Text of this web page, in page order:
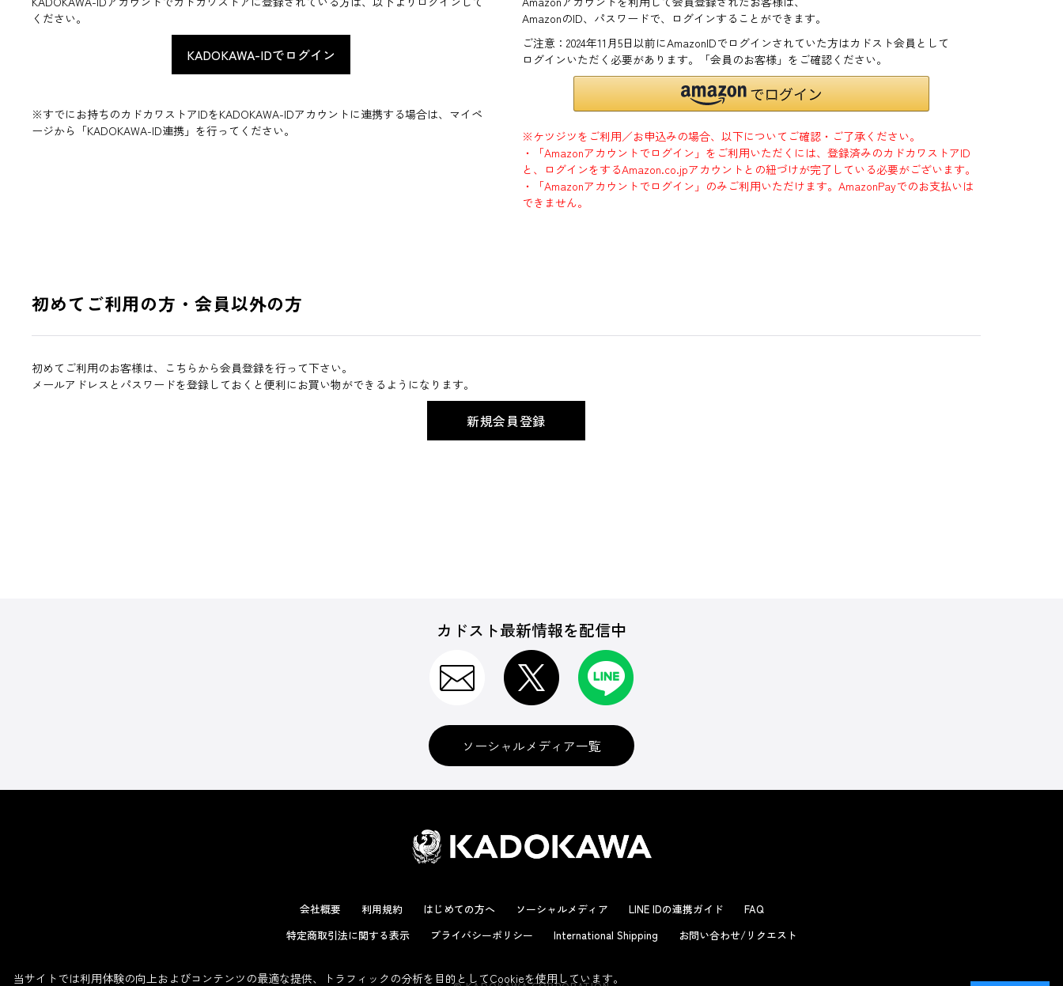
ください。
※すでにお持ちのカドカワストアIDをKADOKAWA-IDアカウントに連携する場合は、マイペ
ージから「KADOKAWA-ID連携」を行ってください。
AmazonのID、パスワードで、ログインすることができます。
ご注意：2024年11月5日以前にAmazonIDでログインされていた方はカドスト会員として
ログインいただく必要があります。「会員のお客様」をご確認ください。
※ケツジツをご利用／お申込みの場合、以下についてご確認・ご了承ください。
・「Amazonアカウントでログイン」をご利用いただくには、登録済みのカドカワストアID
と、ログインをするAmazon.co.jpアカウントとの紐づけが完了している必要がございます。
・「Amazonアカウントでログイン」のみご利用いただけます。AmazonPayでのお支払いは
できません。
初めてご利用の方・会員以外の方
初めてご利用のお客様は、こちらから会員登録を行って下さい。
メールアドレスとパスワードを登録しておくと便利にお買い物ができるようになります。
カドスト最新情報を配信中
ソーシャルメディア一覧
会社概要 利用規約 はじめての方へ ソーシャルメディア LINE IDの連携ガイド
FAQ
特定商取引法に関する表示
プライバシーポリシー International Shipping お問い合わせ/リクエスト
当サイトでは利用体験の向上およびコンテンツの最適な提供、トラフィックの分析を目的としてCookieを使用しています。